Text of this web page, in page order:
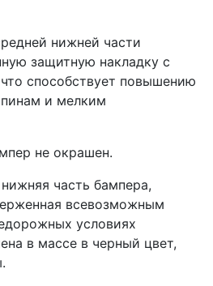
нижней части
защитную накладку с
способствует повышению
и мелким
не окрашен.
часть бампера,
всевозможным
условиях
в массе в черный цвет,